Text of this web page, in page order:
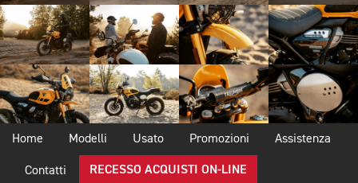
Home Modelli Usato Promozioni Assistenza
Contatti RECESSO ACQUISTI ON-LINE